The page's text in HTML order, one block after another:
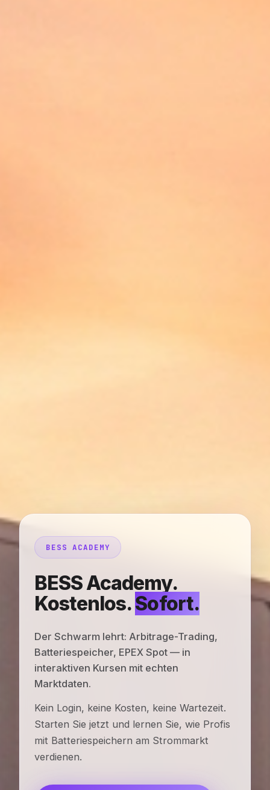
BESS ACADEMY
BESS Academy.
Kostenlos.Sofort.
Der Schwarm lehrt: Arbitrage-Trading,
Batteriespeicher, EPEX Spot — in
interaktiven Kursen mit echten
Marktdaten.
Kein Login, keine Kosten, keine Wartezeit.
Starten Sie jetzt und lernen Sie, wie Profis
mit Batteriespeichern am Strommarkt
verdienen.